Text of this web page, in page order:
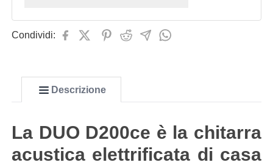
Condividi:
Descrizione
La DUO D200ce è la chitarra
acustica elettrificata di casa